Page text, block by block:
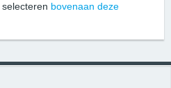
bovenaan deze